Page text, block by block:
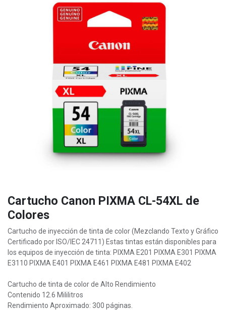
Cartucho Canon PIXMA CL-54XL de
Colores
Cartucho de inyección de tinta de color (Mezclando Texto y Gráfico
Certificado por ISO/IEC 24711) Estas tintas están disponibles para
los equipos de inyección de tinta: PIXMA E201 PIXMA E301 PIXMA
E3110 PIXMA E401 PIXMA E461 PIXMA E481 PIXMA E402
Cartucho de tinta de color de Alto Rendimiento
Contenido 12.6 Mililitros
Rendimiento Aproximado: 300 páginas.